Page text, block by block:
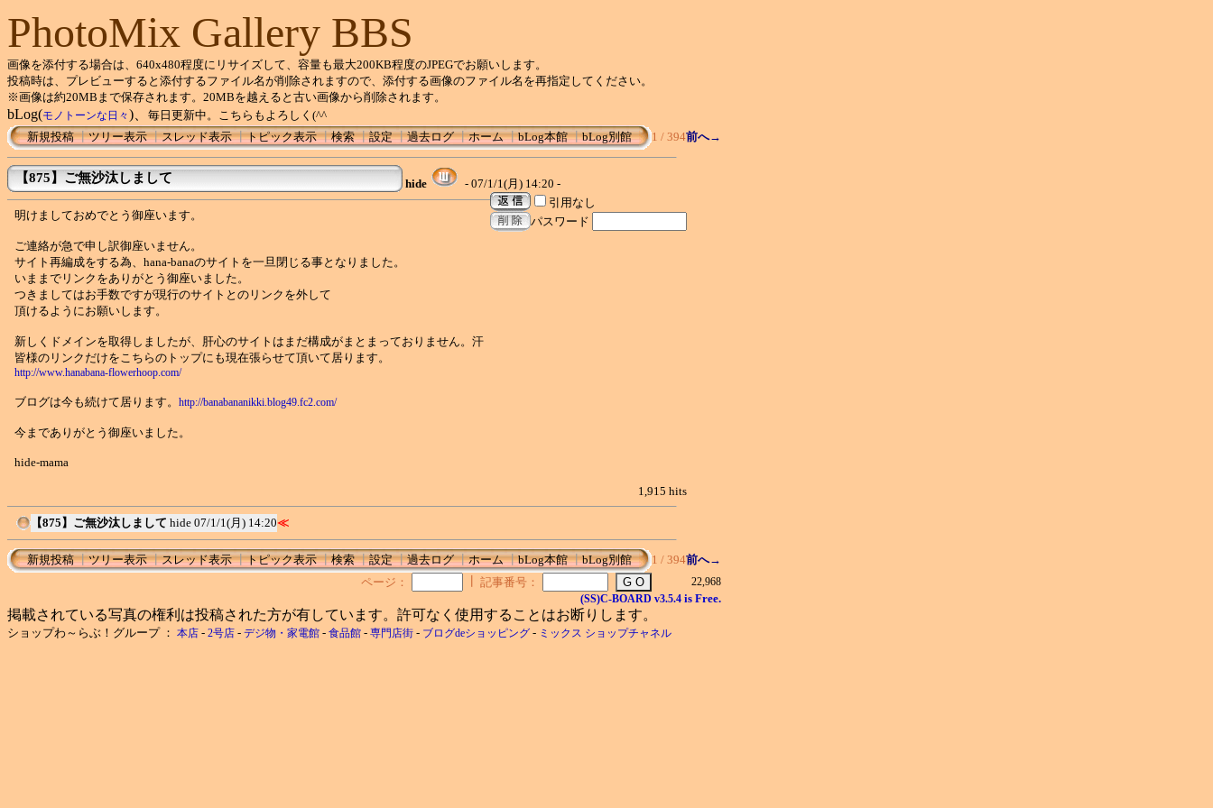
PhotoMix Gallery BBS
画像を添付する場合は、640x480程度にリサイズして、容量も最大200KB程度のJPEGでお願いします。
投稿時は、プレビューすると添付するファイル名が削除されますので、添付する画像のファイル名を再指定してください。
※画像は約20MBまで保存されます。20MBを越えると古い画像から削除されます。
bLog(モノトーンな日々)、 毎日更新中。こちらもよろしく(^^ゞ
新規投稿┃ツリー表示┃スレッド表示┃トピック表示┃検索┃設定┃過去ログ┃ホーム┃bLog本館┃bLog別館 1 / 394前へ→
【875】ご無沙汰しまして hide
- 07/1/1(月) 14:20 -
引用なし
パスワード
明けましておめでとう御座います。
ご連絡が急で申し訳御座いません。
サイト再編成をする為、hana-banaのサイトを一旦閉じる事となりました。
いままでリンクをありがとう御座いました。
つきましてはお手数ですが現行のサイトとのリンクを外して
頂けるようにお願いします。
新しくドメインを取得しましたが、肝心のサイトはまだ構成がまとまっておりません。汗
皆様のリンクだけをこちらのトップにも現在張らせて頂いて居ります。
http://www.hanabana-flowerhoop.com/
ブログは今も続けて居ります。 http://banabananikki.blog49.fc2.com/
今までありがとう御座いました。
hide-mama
1,915 hits
【875】ご無沙汰しまして hide 07/1/1(月) 14:20≪
新規投稿┃ツリー表示┃スレッド表示┃トピック表示┃検索┃設定┃過去ログ┃ホーム┃bLog本館┃bLog別館 1 / 394前へ→
ページ：
記事番号：
22,968
(SS)C-BOARD v3.5.4 is Free.
掲載されている写真の権利は投稿された方が有しています。許可なく使用することはお断りします。
ショップわ～らぶ！グループ ： 本店 - 2号店 - デジ物・家電館 - 食品館 - 専門店街 - ブログdeショッピング - ミックス ショップチャネル